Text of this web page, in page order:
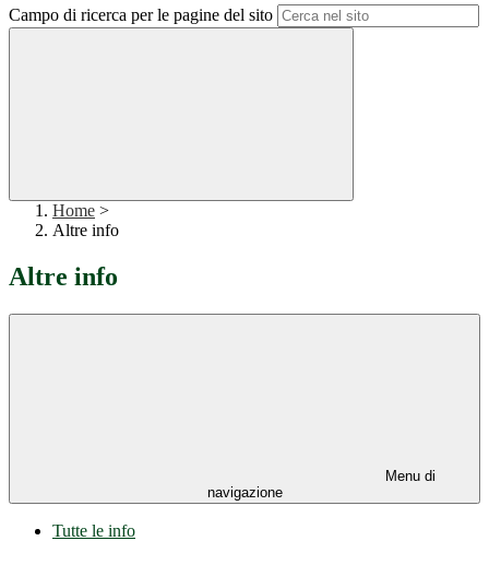
Campo di ricerca per le pagine del sito
Home >
Altre info
Altre info
Menu di
navigazione
Tutte le info